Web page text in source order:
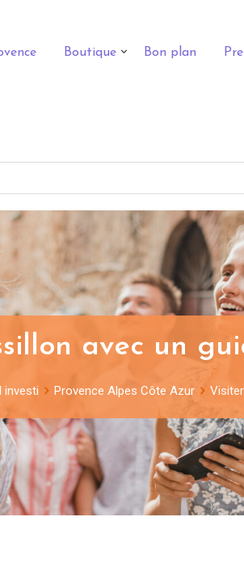
Boutique Bon plan
avec un
investi Provence Alpes Côte Azur